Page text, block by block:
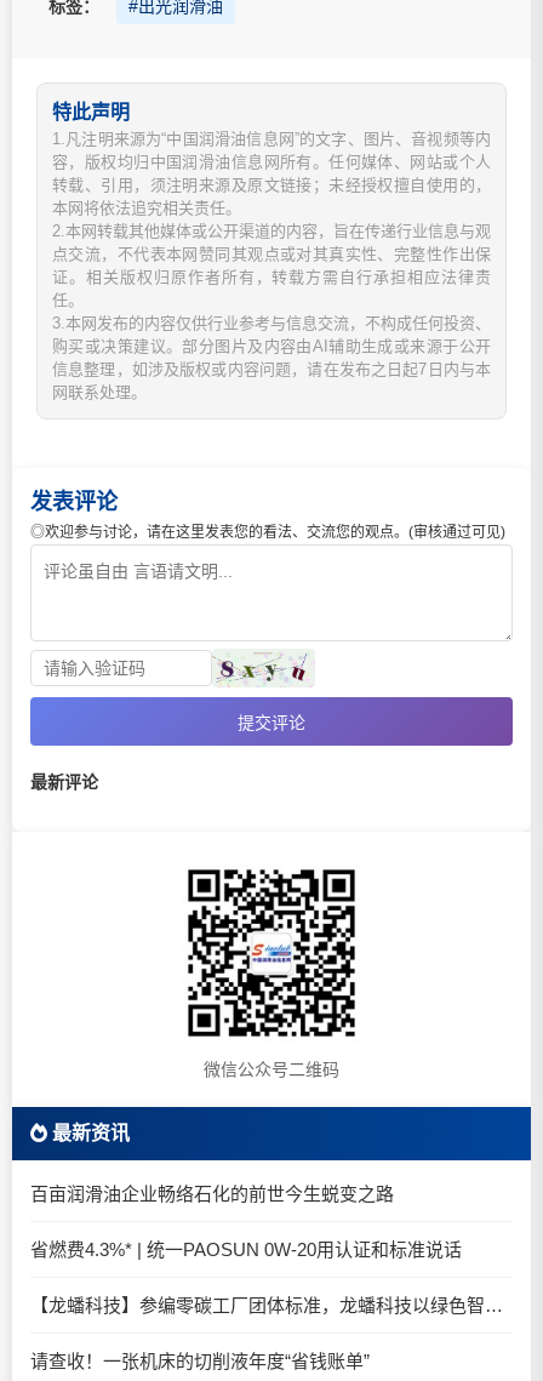
标签： #出光润滑油
特此声明
1.凡注明来源为“中国润滑油信息网”的文字、图片、音视频等内
容，版权均归中国润滑油信息网所有。任何媒体、网站或个人
转载、引用，须注明来源及原文链接；未经授权擅自使用的，
本网将依法追究相关责任。
2.本网转载其他媒体或公开渠道的内容，旨在传递行业信息与观
点交流，不代表本网赞同其观点或对其真实性、完整性作出保
证。相关版权归原作者所有，转载方需自行承担相应法律责
任。
3.本网发布的内容仅供行业参考与信息交流，不构成任何投资、
购买或决策建议。部分图片及内容由AI辅助生成或来源于公开
信息整理，如涉及版权或内容问题，请在发布之日起7日内与本
网联系处理。
发表评论
◎欢迎参与讨论，请在这里发表您的看法、交流您的观点。(审核通过可见)
提交评论
最新评论
微信公众号二维码
最新资讯
百亩润滑油企业畅络石化的前世今生蜕变之路
省燃费4.3%* | 统一PAOSUN 0W-20用认证和标准说话
【龙蟠科技】参编零碳工厂团体标准，龙蟠科技以绿色智造锚定零碳未来
请查收！一张机床的切削液年度“省钱账单”